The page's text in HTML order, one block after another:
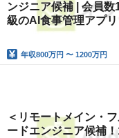
ンジニア候補 | 会員
級のAI食事管理アプ
用・保守とモダン化
年収800万円 〜 1200万円
＜リモートメイン・
ードエンジニア候補